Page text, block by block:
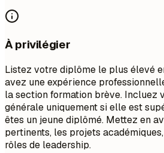
À privilégier
Listez votre diplôme le plus élevé
avez une expérience
la section formation brève. Incluez
générale uniquement si elle est
êtes un jeune diplômé. Mettez en
pertinents, les projets
rôles de leadership.